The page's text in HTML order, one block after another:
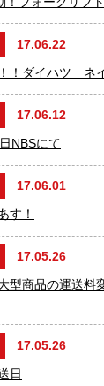
17.06.22
！ダイハツ ネ
17.06.12
NBSにて
17.06.01
す！
17.05.26
型商品の運送料
17.05.26
日